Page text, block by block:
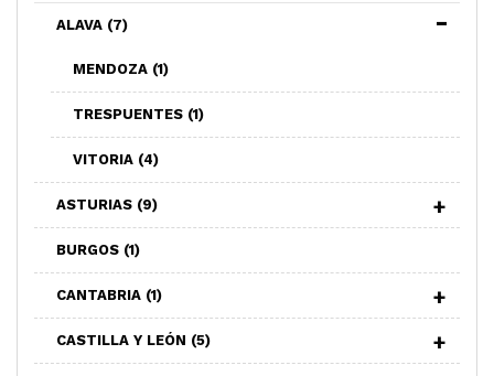
ALAVA (7)
MENDOZA (1)
TRESPUENTES (1)
VITORIA (4)
ASTURIAS (9)
BURGOS (1)
CANTABRIA (1)
CASTILLA Y LEÓN (5)